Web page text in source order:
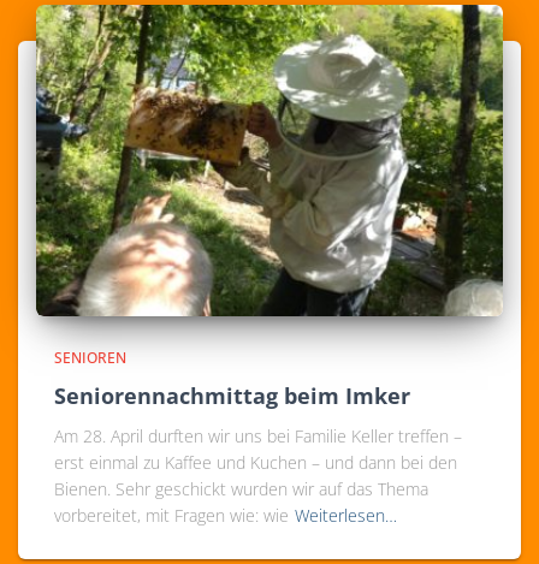
SENIOREN
Seniorennachmittag beim Imker
Am 28. April durften wir uns bei Familie Keller treffen –
erst einmal zu Kaffee und Kuchen – und dann bei den
Bienen. Sehr geschickt wurden wir auf das Thema
vorbereitet, mit Fragen wie: wie Weiterlesen…